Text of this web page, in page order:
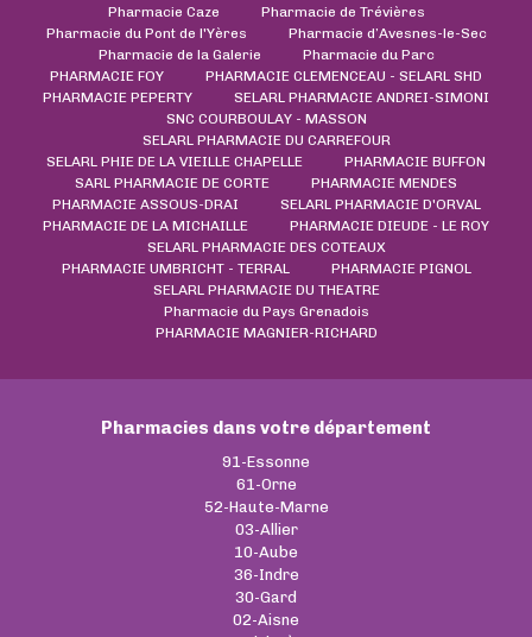
Pharmacie Caze
Pharmacie de Trévières
Pharmacie du Pont de l'Yères
Pharmacie d’Avesnes-le-Sec
Pharmacie de la Galerie
Pharmacie du Parc
PHARMACIE FOY
PHARMACIE CLEMENCEAU - SELARL SHD
PHARMACIE PEPERTY
SELARL PHARMACIE ANDREI-SIMONI
SNC COURBOULAY - MASSON
SELARL PHARMACIE DU CARREFOUR
SELARL PHIE DE LA VIEILLE CHAPELLE
PHARMACIE BUFFON
SARL PHARMACIE DE CORTE
PHARMACIE MENDES
PHARMACIE ASSOUS-DRAI
SELARL PHARMACIE D'ORVAL
PHARMACIE DE LA MICHAILLE
PHARMACIE DIEUDE - LE ROY
SELARL PHARMACIE DES COTEAUX
PHARMACIE UMBRICHT - TERRAL
PHARMACIE PIGNOL
SELARL PHARMACIE DU THEATRE
Pharmacie du Pays Grenadois
PHARMACIE MAGNIER-RICHARD
Pharmacies dans votre département
91-Essonne
61-Orne
52-Haute-Marne
03-Allier
10-Aube
36-Indre
30-Gard
02-Aisne